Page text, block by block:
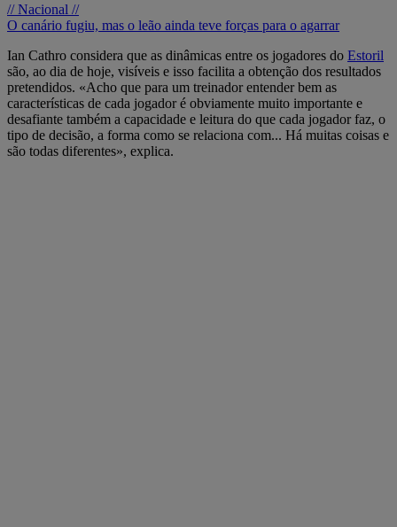
// Nacional //
O canário fugiu, mas o leão ainda teve forças para o agarrar
Ian Cathro considera que as dinâmicas entre os jogadores do Estoril
são, ao dia de hoje, visíveis e isso facilita a obtenção dos resultados
pretendidos. «Acho que para um treinador entender bem as
características de cada jogador é obviamente muito importante e
desafiante também a capacidade e leitura do que cada jogador faz, o
tipo de decisão, a forma como se relaciona com... Há muitas coisas e
são todas diferentes», explica.